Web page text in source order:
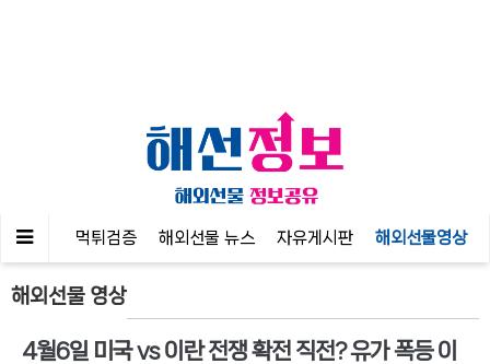
지사항 먹튀검증 해외선물 뉴스 자유게시판 해외선물영상
해외선물 영상
4월6일 미국 vs 이란 전쟁 확전 직전? 유가 폭등 이